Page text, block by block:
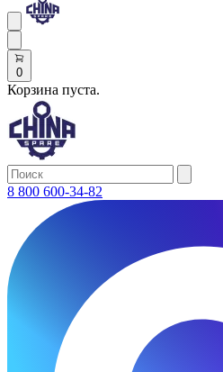
0
Корзина пуста.
8 800 600-34-82